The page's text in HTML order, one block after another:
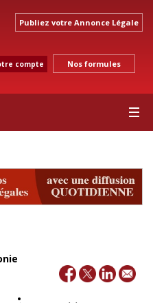
Publiez votre Annonce Légale
compte Nos formules